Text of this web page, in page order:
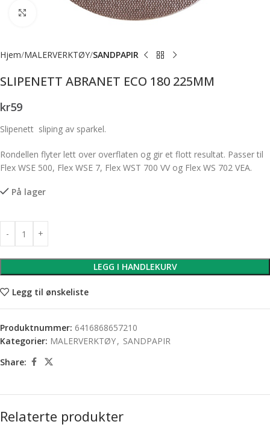
Hjem MALERVERKTØY SANDPAPIR
SLIPENETT ABRANET ECO 180 225MM
kr59
Slipenett sliping av sparkel.
Rondellen flyter lett over overflaten og gir et flott resultat. Passer til
Flex WSE 500, Flex WSE 7, Flex WST 700 VV og Flex WS 702 VEA.
På lager
LEGG I HANDLEKURV
Legg til ønskeliste
Produktnummer: 6416868657210
Kategorier: MALERVERKTØY, SANDPAPIR
Share:
Relaterte produkter